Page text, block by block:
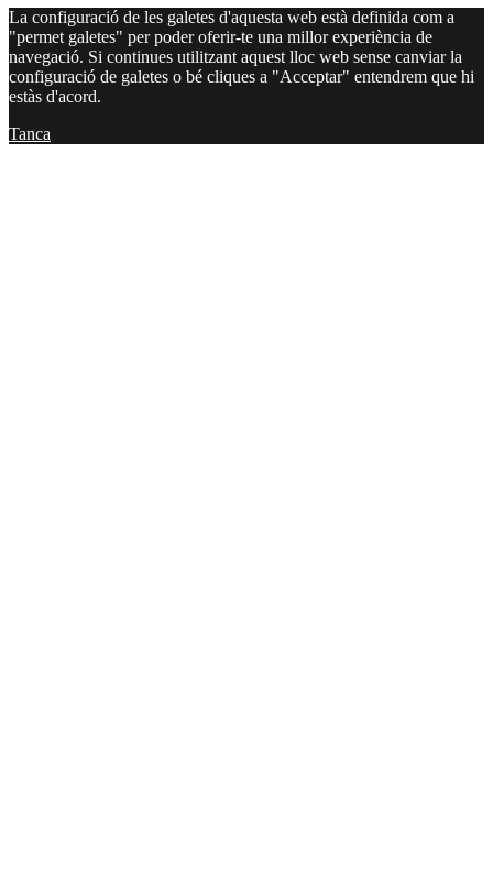
La configuració de les galetes d'aquesta web està definida com a
"permet galetes" per poder oferir-te una millor experiència de
navegació. Si continues utilitzant aquest lloc web sense canviar la
configuració de galetes o bé cliques a "Acceptar" entendrem que hi
estàs d'acord.
Tanca